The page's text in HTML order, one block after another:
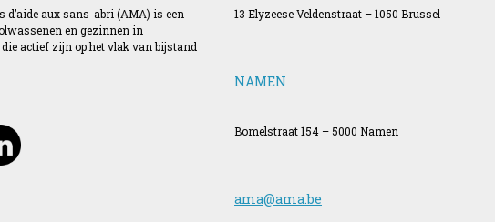
d’aide aux sans-abri (AMA) is een
en gezinnen in
actief zijn op het vlak van bijstand
13 Elyzeese Veldenstraat – 1050 Brussel
NAMEN
Bomelstraat 154 – 5000 Namen
ama@ama.be